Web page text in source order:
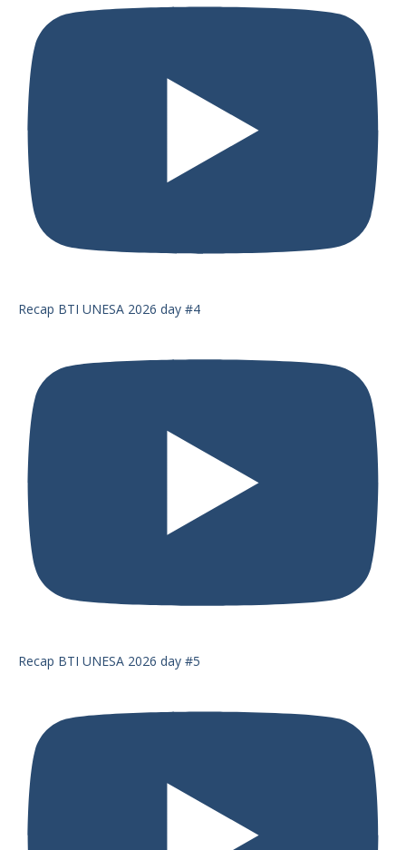
Recap BTI UNESA 2026 day #4
Recap BTI UNESA 2026 day #5